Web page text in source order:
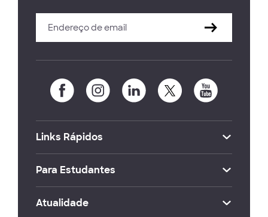
Links Rápidos
Para Estudantes
Atualidade